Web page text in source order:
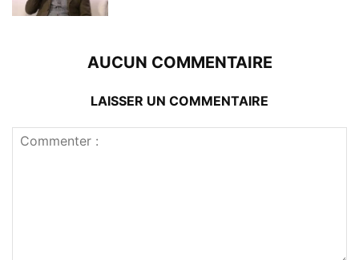
AUCUN COMMENTAIRE
LAISSER UN COMMENTAIRE